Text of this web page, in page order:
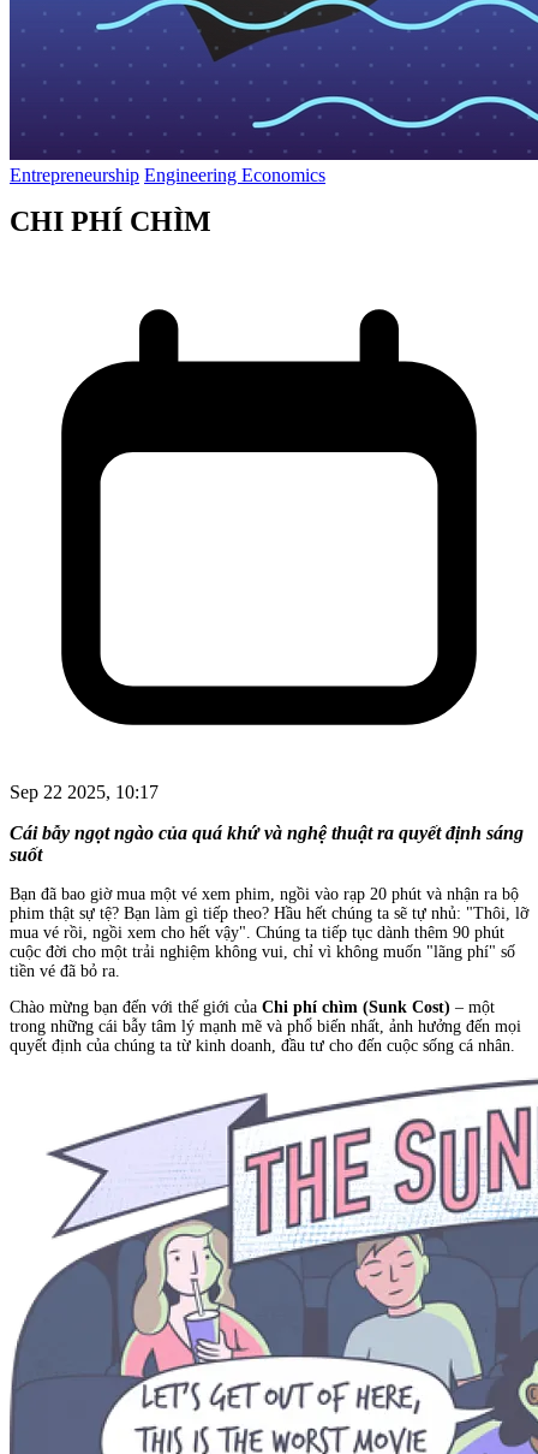
Entrepreneurship Engineering Economics
CHI PHÍ CHÌM
Sep 22 2025, 10:17
Cái bẫy ngọt ngào của quá khứ và nghệ thuật ra quyết định sáng
suốt
Bạn đã bao giờ mua một vé xem phim, ngồi vào rạp 20 phút và nhận ra bộ
phim thật sự tệ? Bạn làm gì tiếp theo? Hầu hết chúng ta sẽ tự nhủ: "Thôi, lỡ
mua vé rồi, ngồi xem cho hết vậy". Chúng ta tiếp tục dành thêm 90 phút
cuộc đời cho một trải nghiệm không vui, chỉ vì không muốn "lãng phí" số
tiền vé đã bỏ ra.
Chào mừng bạn đến với thế giới của Chi phí chìm (Sunk Cost) – một
trong những cái bẫy tâm lý mạnh mẽ và phổ biến nhất, ảnh hưởng đến mọi
quyết định của chúng ta từ kinh doanh, đầu tư cho đến cuộc sống cá nhân.